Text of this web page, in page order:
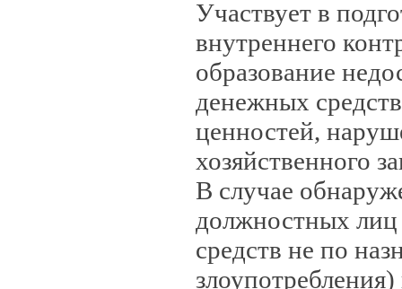
Участвует в
внутреннего
образование
денежных
ценностей,
хозяйственного
В случае
должностных лиц
средств не по